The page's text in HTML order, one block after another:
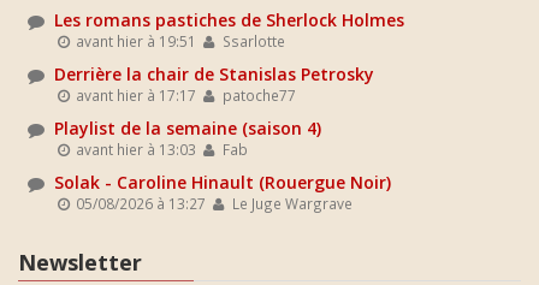
Les romans pastiches de Sherlock Holmes
avant hier à 19:51 Ssarlotte
Derrière la chair de Stanislas Petrosky
avant hier à 17:17 patoche77
Playlist de la semaine (saison 4)
avant hier à 13:03 Fab
Solak - Caroline Hinault (Rouergue Noir)
05/08/2026 à 13:27 Le Juge Wargrave
Newsletter